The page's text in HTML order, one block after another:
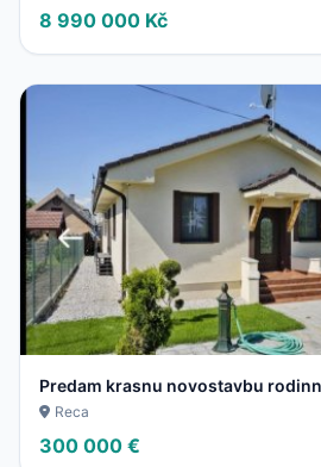
8 990 000 Kč
Predam krasnu novostavbu
Reca
300 000 €